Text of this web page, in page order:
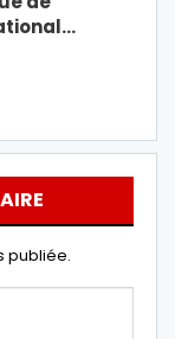
publiée.